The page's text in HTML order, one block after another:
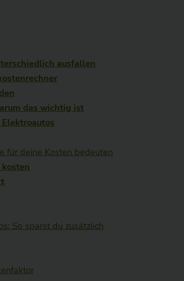
ausfallen
das wichtig ist
für deine Kosten bedeuten
So sparst du zusätzlich